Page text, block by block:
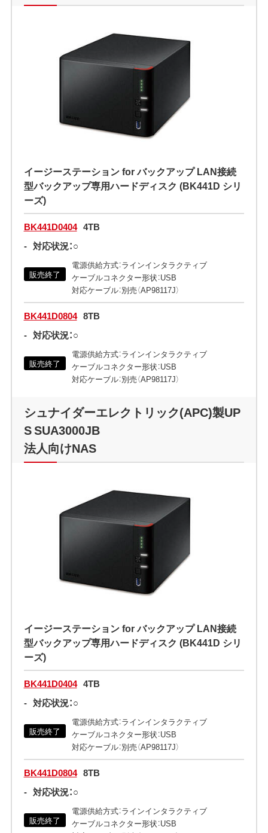
イージーステーション for バックアップ LAN接続
型バックアップ専用ハードディスク (BK441D シリ
ーズ)
BK441D0404 4TB
- 対応状況：○
販売終了
電源供給方式：ラインインタラクティブ
ケーブルコネクター形状：USB
対応ケーブル：別売（AP98117J）
BK441D0804 8TB
- 対応状況：○
販売終了
電源供給方式：ラインインタラクティブ
ケーブルコネクター形状：USB
対応ケーブル：別売（AP98117J）
シュナイダーエレクトリック(APC)製UP
S SUA3000JB
法人向けNAS
イージーステーション for バックアップ LAN接続
型バックアップ専用ハードディスク (BK441D シリ
ーズ)
BK441D0404 4TB
- 対応状況：○
販売終了
電源供給方式：ラインインタラクティブ
ケーブルコネクター形状：USB
対応ケーブル：別売（AP98117J）
BK441D0804 8TB
- 対応状況：○
販売終了
電源供給方式：ラインインタラクティブ
ケーブルコネクター形状：USB